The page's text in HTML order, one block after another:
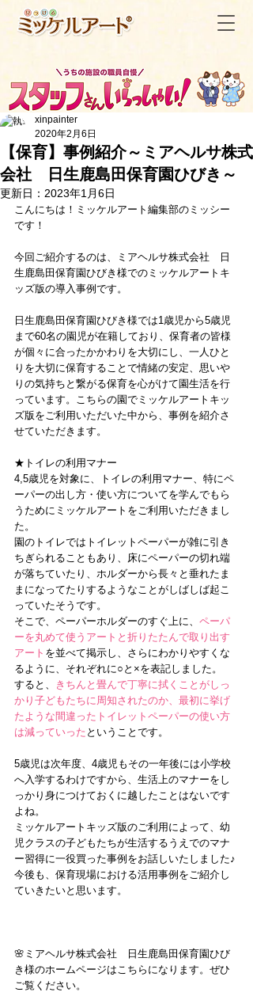
＜記事一覧へ戻る
【保育】事例紹介～ミアヘルサ株式
会社 日生鹿島田保育園ひびき～
xinpainter
2020年2月6日
更新日： 2023年1月6日
こんにちは！ミッケルアート編集部のミッシー
です！
今回ご紹介するのは、ミアヘルサ株式会社　日
生鹿島田保育園ひびき様でのミッケルアートキ
ッズ版の導入事例です。
日生鹿島田保育園ひびき様では1歳児から5歳児
まで60名の園児が在籍しており、保育者の皆様
が個々に合ったかかわりを大切にし、一人ひと
りを大切に保育することで情緒の安定、思いや
りの気持ちと繋がる保育を心がけて園生活を行
っています。こちらの園でミッケルアートキッ
ズ版をご利用いただいた中から、事例を紹介さ
せていただきます。
★トイレの利用マナー
4,5歳児を対象に、トイレの利用マナー、特にペ
ーパーの出し方・使い方についてを学んでもら
うためにミッケルアートをご利用いただきまし
た。
園のトイレではトイレットペーパーが雑に引き
ちぎられることもあり、床にペーパーの切れ端
が落ちていたり、ホルダーから長々と垂れたま
まになってたりするようなことがしばしば起こ
っていたそうです。
そこで、ペーパーホルダーのすぐ上に、 ペーパ
ーを丸めて使うアートと折りたたんで取り出す
アート を並べて掲示し、さらにわかりやすくな
るように、それぞれに○と×を表記しました。
すると、
きちんと畳んで丁寧に拭くことがしっ
かり子どもたちに周知されたのか、最初に挙げ
たような間違ったトイレットペーパーの使い方
は減っていった ということです。
5歳児は次年度、4歳児もその一年後には小学校
へ入学するわけですから、生活上のマナーをし
っかり身につけておくに越したことはないです
よね。
ミッケルアートキッズ版のご利用によって、幼
児クラスの子どもたちが生活するうえでのマナ
ー習得に一役買った事例をお話しいたしました♪
今後も、保育現場における活用事例をご紹介し
ていきたいと思います。
🌸ミアヘルサ株式会社　日生鹿島田保育園ひび
き様のホームページはこちらになります。ぜひ
ご覧ください。